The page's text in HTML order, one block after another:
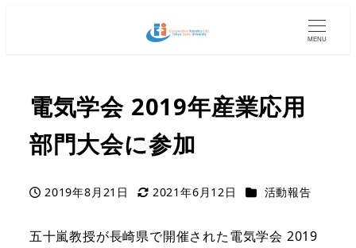
MENU
電気学会 2019年産業応用
部門大会に参加
投稿日
2019年8月21日
更新日
2021年6月12日 カテゴリー
活動報告
五十嵐教授が長崎県で開催された電気学会 2019